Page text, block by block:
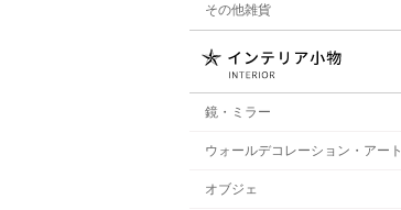
その他雑貨
鏡・ミラー
ウォールデコレーション・アート
オブジェ